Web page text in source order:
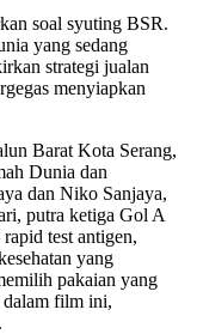
soal syuting BSR.
yang sedang
strategi jualan
menyiapkan
Barat Kota Serang,
Dunia dan
dan Niko Sanjaya,
putra ketiga Gol A
test antigen,
yang
pakaian yang
dalam film ini,